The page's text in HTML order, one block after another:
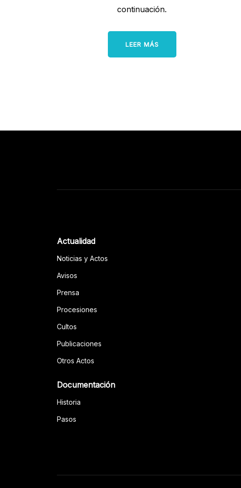
continuación.
LEER MÁS
Actualidad
Noticias y Actos
Avisos
Prensa
Procesiones
Cultos
Publicaciones
Otros Actos
Documentación
Historia
Pasos